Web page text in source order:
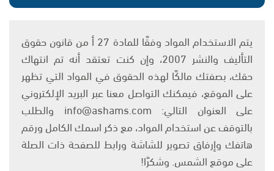
يتم الاستخدام المواد وفقًا للمادة 27 أ من قانون حقوق
التأليف والنشر 2007، وإن كنت تعتقد أنه تم انتهاك
حقك، بصفتك مالكًا لهذه الحقوق في المواد التي تظهر
على الموقع، فيمكنك التواصل معنا عبر البريد الإلكتروني
على العنوان التالي: info@ashams.com والطلب
بالتوقف عن استخدام المواد، مع ذكر اسمك الكامل ورقم
هاتفك وإرفاق تصوير للشاشة ورابط للصفحة ذات الصلة
على موقع الشمس. وشكرًا!